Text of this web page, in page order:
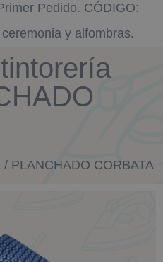
Pedido. CÓDIGO:
y alfombras.
/ PLANCHADO CORBATA